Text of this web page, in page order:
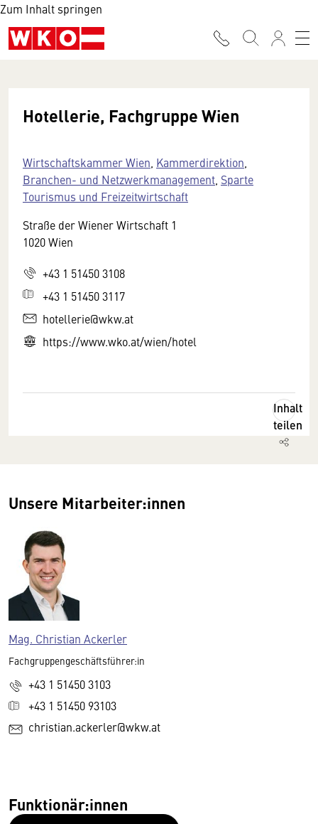
Zum Inhalt springen
Hotellerie, Fachgruppe Wien
Wirtschaftskammer Wien Kammerdirektion
Branchen- und Netzwerkmanagement Sparte
Tourismus und Freizeitwirtschaft
Straße der Wiener Wirtschaft 1
1020 Wien
+43 1 51450 3108
+43 1 51450 3117
hotellerie@wkw.at
https://www.wko.at/wien/hotel
Inhalt
teilen
Unsere Mitarbeiter:innen
Mag. Christian Ackerler
Fachgruppengeschäftsführer:in
+43 1 51450 3103
+43 1 51450 93103
christian.ackerler@wkw.at
Funktionär:innen